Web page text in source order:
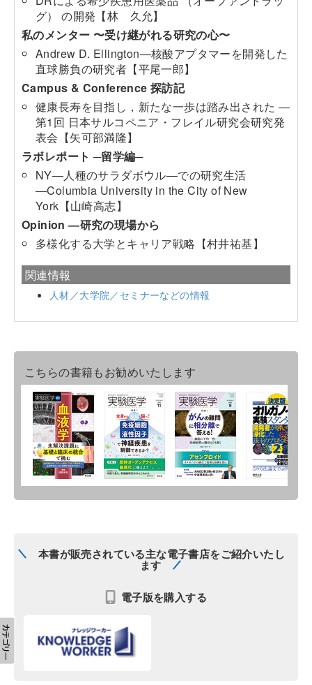
グ） の開発【林 久允】
私のメンター 〜受け継がれる研究の心〜
Andrew D. Ellington―核酸アプタマーを開発した
直球勝負の研究者【平尾一郎】
Campus & Conference 探訪記
健康長寿を目指し，新たな一歩は踏み出された ―
第1回 日本サルコペニア・フレイル研究会研究発
表会【矢可部満隆】
ラボレポート ─留学編─
NY―人種のサラダボウル―での研究生活
―Columbia University in the City of New
York【山崎高志】
Opinion ―研究の現場から
多様化する大学とキャリア戦略【村井祐基】
関連情報
人材／大学院／セミナーなどの情報
こちらの書籍もお勧めいたします
本書が販売されている主な電子書店をご紹介いたし
ます
電子版を購入する